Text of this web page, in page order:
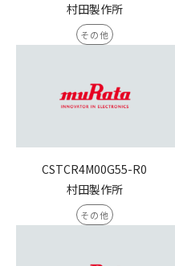
村田製作所
その他
CSTCR4M00G55-R0
村田製作所
その他